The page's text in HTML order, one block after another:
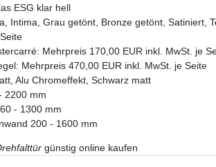
ESG klar hell
Intima, Grau getönt, Bronze getönt, Satiniert,
Mehrpreis 170,00 EUR inkl. MwSt. je
Mehrpreis 470,00 EUR inkl. MwSt. je Seite
Alu Chromeffekt, Schwarz matt
2200 mm
- 1300 mm
200 - 1600 mm
günstig online kaufen